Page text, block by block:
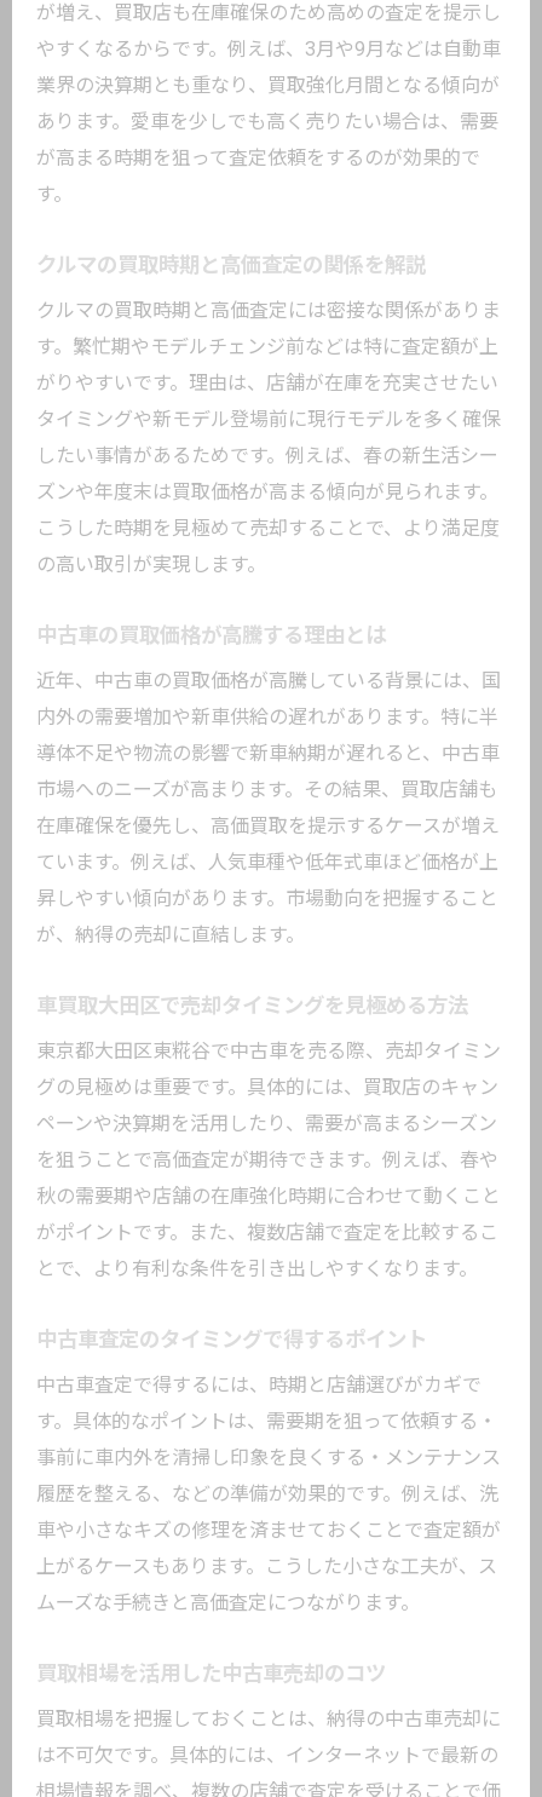
が増え、買取店も在庫確保のため高めの査定を提示し
やすくなるからです。例えば、3月や9月などは自動車
業界の決算期とも重なり、買取強化月間となる傾向が
あります。愛車を少しでも高く売りたい場合は、需要
が高まる時期を狙って査定依頼をするのが効果的で
す。
クルマの買取時期と高価査定の関係を解説
クルマの買取時期と高価査定には密接な関係がありま
す。繁忙期やモデルチェンジ前などは特に査定額が上
がりやすいです。理由は、店舗が在庫を充実させたい
タイミングや新モデル登場前に現行モデルを多く確保
したい事情があるためです。例えば、春の新生活シー
ズンや年度末は買取価格が高まる傾向が見られます。
こうした時期を見極めて売却することで、より満足度
の高い取引が実現します。
中古車の買取価格が高騰する理由とは
近年、中古車の買取価格が高騰している背景には、国
内外の需要増加や新車供給の遅れがあります。特に半
導体不足や物流の影響で新車納期が遅れると、中古車
市場へのニーズが高まります。その結果、買取店舗も
在庫確保を優先し、高価買取を提示するケースが増え
ています。例えば、人気車種や低年式車ほど価格が上
昇しやすい傾向があります。市場動向を把握すること
が、納得の売却に直結します。
車買取大田区で売却タイミングを見極める方法
東京都大田区東糀谷で中古車を売る際、売却タイミン
グの見極めは重要です。具体的には、買取店のキャン
ペーンや決算期を活用したり、需要が高まるシーズン
を狙うことで高価査定が期待できます。例えば、春や
秋の需要期や店舗の在庫強化時期に合わせて動くこと
がポイントです。また、複数店舗で査定を比較するこ
とで、より有利な条件を引き出しやすくなります。
中古車査定のタイミングで得するポイント
中古車査定で得するには、時期と店舗選びがカギで
す。具体的なポイントは、需要期を狙って依頼する・
事前に車内外を清掃し印象を良くする・メンテナンス
履歴を整える、などの準備が効果的です。例えば、洗
車や小さなキズの修理を済ませておくことで査定額が
上がるケースもあります。こうした小さな工夫が、ス
ムーズな手続きと高価査定につながります。
買取相場を活用した中古車売却のコツ
買取相場を把握しておくことは、納得の中古車売却に
は不可欠です。具体的には、インターネットで最新の
相場情報を調べ、複数の店舗で査定を受けることで価